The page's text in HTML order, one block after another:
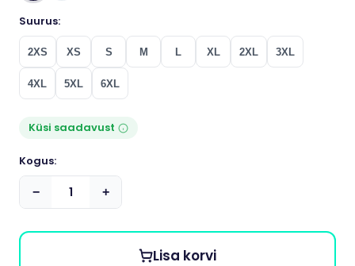
Suurus:
2XS XS S M L XL 2XL 3XL
4XL 5XL 6XL
Küsi saadavust
Kogus:
− +
Lisa korvi